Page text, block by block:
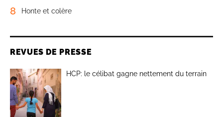
8 Honte et colère
REVUES DE PRESSE
HCP: le célibat gagne nettement du terrain